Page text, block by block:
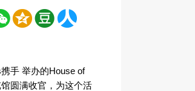
微 空 豆
手 举办的House of
圆满收官，为这个活